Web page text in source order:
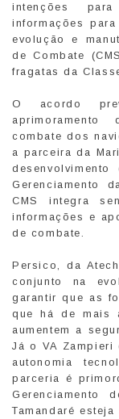
intenções
informações
evolução e
de Combate
fragatas da
O acordo
combate dos
a parceira da
Gerenciamento
CMS integra
informações e
de combate.
Persico, da
conjunto na
garantir que as
que há de mais
aumentem a
Já o VA
autonomia
parceria é
Gerenciamento
Tamandaré